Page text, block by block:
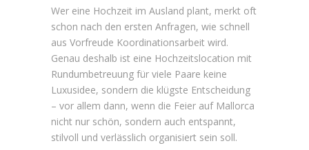
Wer eine Hochzeit im Ausland plant, merkt oft
schon nach den ersten Anfragen, wie schnell
aus Vorfreude Koordinationsarbeit wird.
Genau deshalb ist eine Hochzeitslocation mit
Rundumbetreuung für viele Paare keine
Luxusidee, sondern die klügste Entscheidung
– vor allem dann, wenn die Feier auf Mallorca
nicht nur schön, sondern auch entspannt,
stilvoll und verlässlich organisiert sein soll.